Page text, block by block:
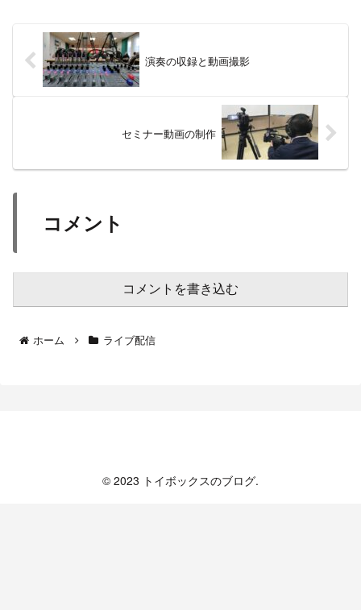
演奏の収録と動画撮影
セミナー動画の制作
コメント
コメントを書き込む
ホーム ライブ配信
© 2023 トイボックスのブログ.